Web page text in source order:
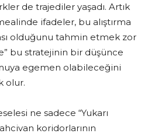
de trajediler yaşadı. Artık
ifadeler, bu alıştırma
olduğunu tahmin etmek zor
bu stratejinin bir düşünce
egemen olabileceğini
olur.
ne sadece “Yukarı
koridorlarının